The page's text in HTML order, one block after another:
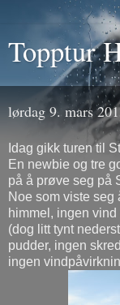
Topptur
lørdag 9. mars
Idag gikk turen til
En newbie og tre
på å prøve seg på
Noe som viste
himmel, ingen
(dog litt tynt
pudder, ingen
ingen